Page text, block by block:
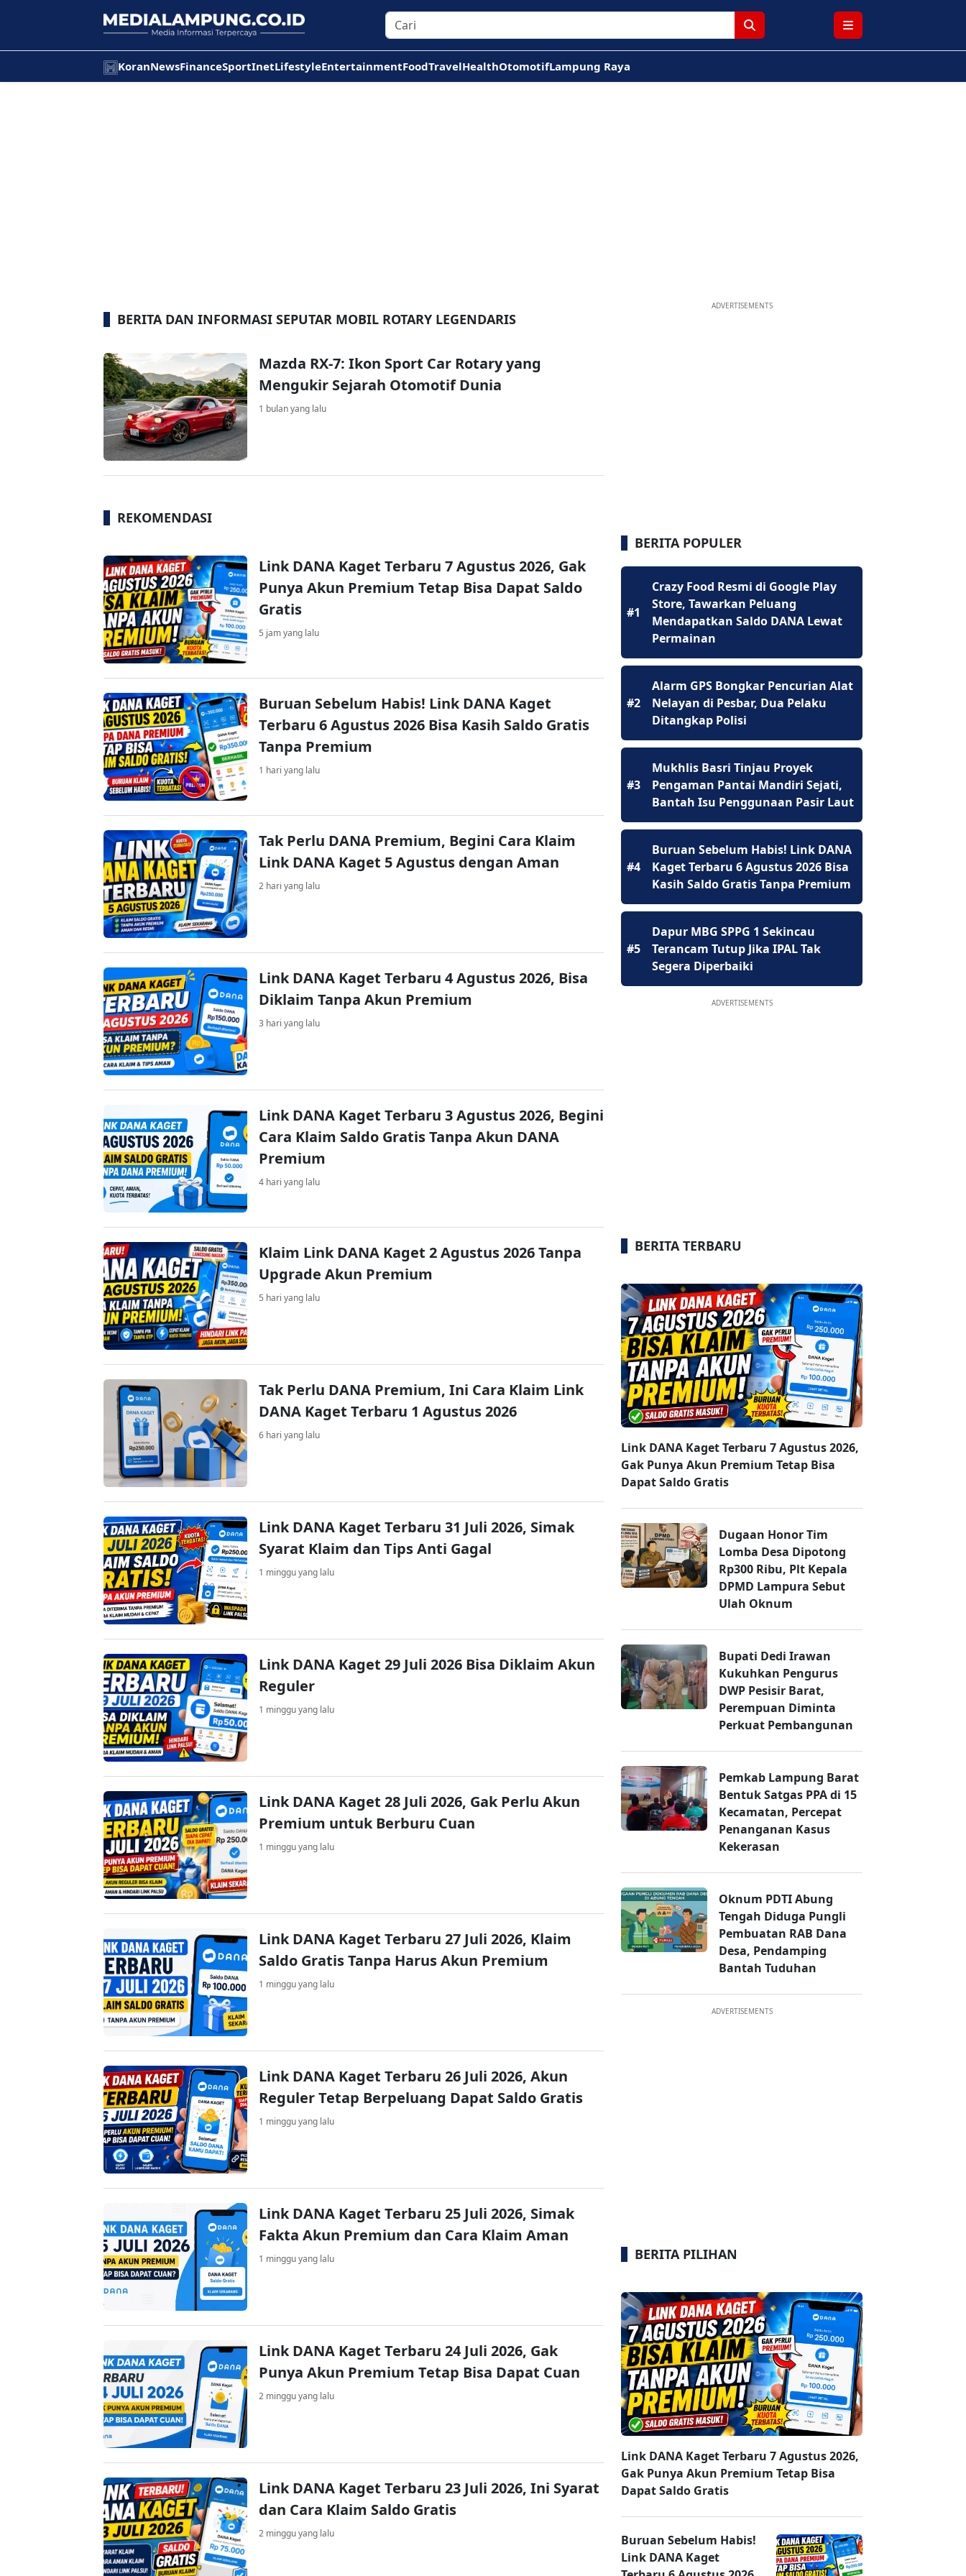
KoranNewsFinanceSportInetLifestyleEntertainmentFoodTravelHealthOtomotifLampung Raya
BERITA DAN INFORMASI SEPUTAR MOBIL ROTARY LEGENDARIS
Mazda RX-7: Ikon Sport Car Rotary yang
Mengukir Sejarah Otomotif Dunia
1 bulan yang lalu
REKOMENDASI
Link DANA Kaget Terbaru 7 Agustus 2026, Gak
Punya Akun Premium Tetap Bisa Dapat Saldo
Gratis
5 jam yang lalu
Buruan Sebelum Habis! Link DANA Kaget
Terbaru 6 Agustus 2026 Bisa Kasih Saldo Gratis
Tanpa Premium
1 hari yang lalu
Tak Perlu DANA Premium, Begini Cara Klaim
Link DANA Kaget 5 Agustus dengan Aman
2 hari yang lalu
Link DANA Kaget Terbaru 4 Agustus 2026, Bisa
Diklaim Tanpa Akun Premium
3 hari yang lalu
Link DANA Kaget Terbaru 3 Agustus 2026, Begini
Cara Klaim Saldo Gratis Tanpa Akun DANA
Premium
4 hari yang lalu
Klaim Link DANA Kaget 2 Agustus 2026 Tanpa
Upgrade Akun Premium
5 hari yang lalu
Tak Perlu DANA Premium, Ini Cara Klaim Link
DANA Kaget Terbaru 1 Agustus 2026
6 hari yang lalu
Link DANA Kaget Terbaru 31 Juli 2026, Simak
Syarat Klaim dan Tips Anti Gagal
1 minggu yang lalu
Link DANA Kaget 29 Juli 2026 Bisa Diklaim Akun
Reguler
1 minggu yang lalu
Link DANA Kaget 28 Juli 2026, Gak Perlu Akun
Premium untuk Berburu Cuan
1 minggu yang lalu
Link DANA Kaget Terbaru 27 Juli 2026, Klaim
Saldo Gratis Tanpa Harus Akun Premium
1 minggu yang lalu
Link DANA Kaget Terbaru 26 Juli 2026, Akun
Reguler Tetap Berpeluang Dapat Saldo Gratis
1 minggu yang lalu
Link DANA Kaget Terbaru 25 Juli 2026, Simak
Fakta Akun Premium dan Cara Klaim Aman
1 minggu yang lalu
Link DANA Kaget Terbaru 24 Juli 2026, Gak
Punya Akun Premium Tetap Bisa Dapat Cuan
2 minggu yang lalu
Link DANA Kaget Terbaru 23 Juli 2026, Ini Syarat
dan Cara Klaim Saldo Gratis
2 minggu yang lalu
ADVERTISEMENTS
BERITA POPULER
#1
Crazy Food Resmi di Google Play
Store, Tawarkan Peluang
Mendapatkan Saldo DANA Lewat
Permainan
#2
Alarm GPS Bongkar Pencurian Alat
Nelayan di Pesbar, Dua Pelaku
Ditangkap Polisi
#3
Mukhlis Basri Tinjau Proyek
Pengaman Pantai Mandiri Sejati,
Bantah Isu Penggunaan Pasir Laut
#4
Buruan Sebelum Habis! Link DANA
Kaget Terbaru 6 Agustus 2026 Bisa
Kasih Saldo Gratis Tanpa Premium
#5
Dapur MBG SPPG 1 Sekincau
Terancam Tutup Jika IPAL Tak
Segera Diperbaiki
ADVERTISEMENTS
BERITA TERBARU
Link DANA Kaget Terbaru 7 Agustus 2026,
Gak Punya Akun Premium Tetap Bisa
Dapat Saldo Gratis
Dugaan Honor Tim
Lomba Desa Dipotong
Rp300 Ribu, Plt Kepala
DPMD Lampura Sebut
Ulah Oknum
Bupati Dedi Irawan
Kukuhkan Pengurus
DWP Pesisir Barat,
Perempuan Diminta
Perkuat Pembangunan
Pemkab Lampung Barat
Bentuk Satgas PPA di 15
Kecamatan, Percepat
Penanganan Kasus
Kekerasan
Oknum PDTI Abung
Tengah Diduga Pungli
Pembuatan RAB Dana
Desa, Pendamping
Bantah Tuduhan
ADVERTISEMENTS
BERITA PILIHAN
Link DANA Kaget Terbaru 7 Agustus 2026,
Gak Punya Akun Premium Tetap Bisa
Dapat Saldo Gratis
Buruan Sebelum Habis!
Link DANA Kaget